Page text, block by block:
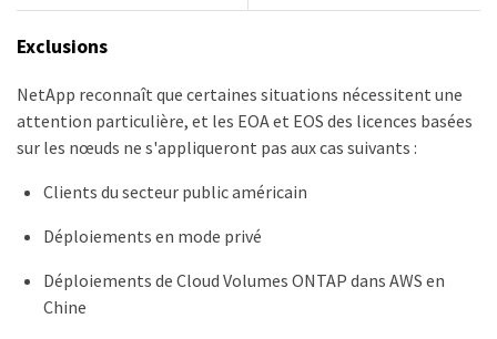
Exclusions
NetApp reconnaît que certaines situations nécessitent une
attention particulière, et les EOA et EOS des licences basées
sur les nœuds ne s'appliqueront pas aux cas suivants :
Clients du secteur public américain
Déploiements en mode privé
Déploiements de Cloud Volumes ONTAP dans AWS en
Chine